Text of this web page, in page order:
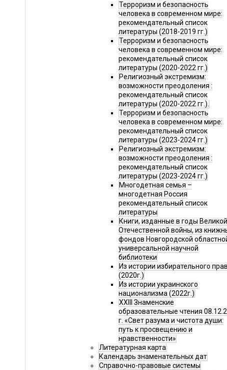
Терроризм и безопасность
человека в современном мире:
рекомендательный список
литературы (2018-2019 гг.)
Терроризм и безопасность
человека в современном мире:
рекомендательный список
литературы (2020-2022 гг.)
Религиозный экстремизм:
возможности преодоления :
рекомендательный список
литературы (2020-2022 гг.).
Терроризм и безопасность
человека в современном мире:
рекомендательный список
литературы (2023-2024 гг.)
Религиозный экстремизм:
возможности преодоления :
рекомендательный список
литературы (2023-2024 гг.)
Многодетная семья –
многодетная Россия
рекомендательный список
литературы
Книги, изданные в годы Великой
Отечественной войны, из
фондов Новгородской
универсальной научной
библиотеки
Из истории избирательного
(2020г.)
Из истории украинского
национализма (2022г.)
XXIII Знаменские
образовательные чтения
г. «Свет разума и чистота души:
путь к просвещению и
нравственности»
Литературная карта
Календарь знаменательных дат
Справочно-правовые системы